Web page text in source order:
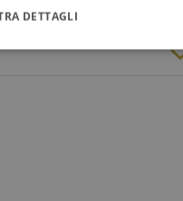
DETTAGLI